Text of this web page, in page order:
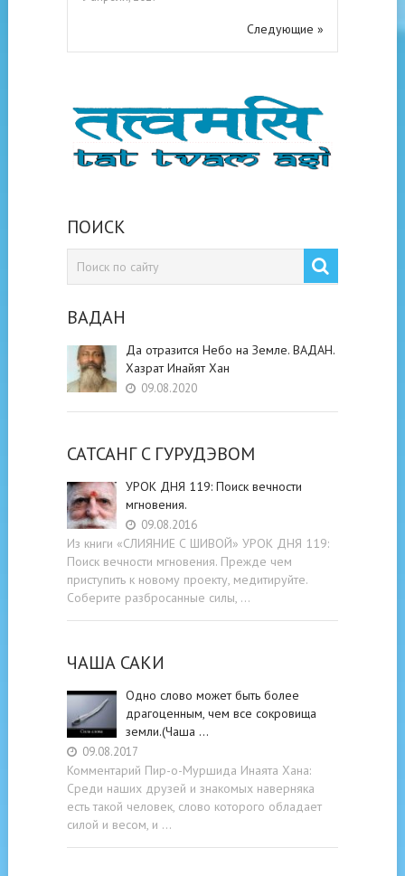
Следующие »
ПОИСК
ВАДАН
Да отразится Небо на Земле. ВАДАН.
Хазрат Инайят Хан
09.08.2020
САТСАНГ C ГУРУДЭВОМ
УРОК ДНЯ 119: Поиск вечности
мгновения.
09.08.2016
Из книги «СЛИЯНИЕ С ШИВОЙ» УРОК ДНЯ 119:
Поиск вечности мгновения. Прежде чем
приступить к новому проекту, медитируйте.
Соберите разбросанные силы, …
ЧАША САКИ
Одно слово может быть более
драгоценным, чем все сокровища
земли.(Чаша …
09.08.2017
Комментарий Пир-о-Муршида Инаята Хана:
Среди наших друзей и знакомых наверняка
есть такой человек, слово которого обладает
силой и весом, и …